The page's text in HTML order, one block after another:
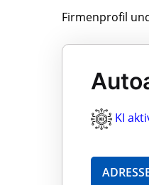
Firmenprofil
KI